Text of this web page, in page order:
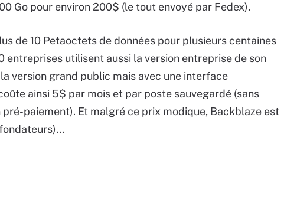
Go pour environ 200$ (le tout envoyé par Fedex).
de 10 Petaoctets de données pour plusieurs centaines
entreprises utilisent aussi la version entreprise de son
version grand public mais avec une interface
ainsi 5$ par mois et par poste sauvegardé (sans
paiement). Et malgré ce prix modique, Backblaze est